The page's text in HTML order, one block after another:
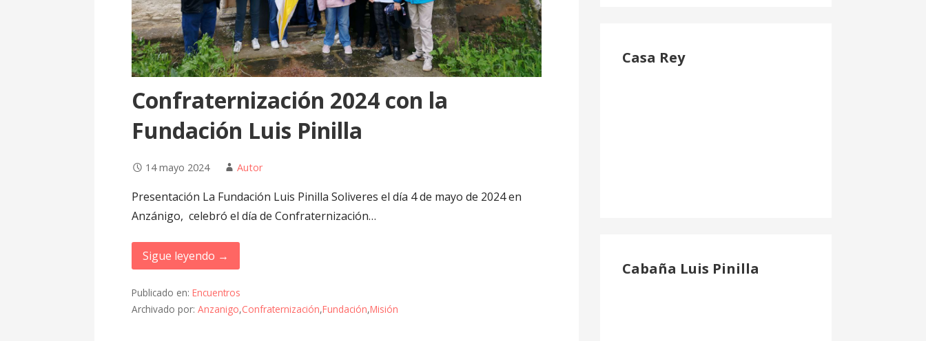
Confraternización 2024 con la
Fundación Luis Pinilla
14 mayo 2024 Autor
Presentación La Fundación Luis Pinilla Soliveres el día 4 de mayo de 2024 en
Anzánigo, celebró el día de Confraternización…
Sigue leyendo →
Publicado en:Encuentros
Archivado por:Anzanigo,Confraternización,Fundación,Misión
Casa Rey
Cabaña Luis Pinilla